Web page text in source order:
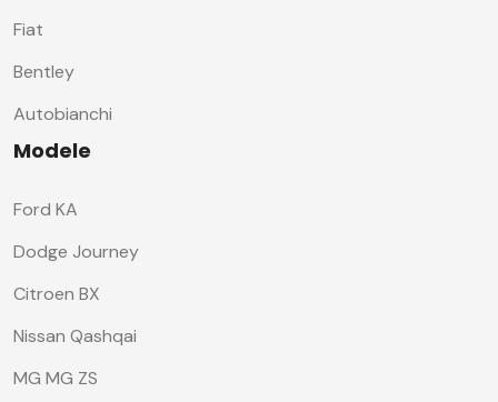
Fiat
Bentley
Autobianchi
Modele
Ford KA
Dodge Journey
Citroen BX
Nissan Qashqai
MG MG ZS